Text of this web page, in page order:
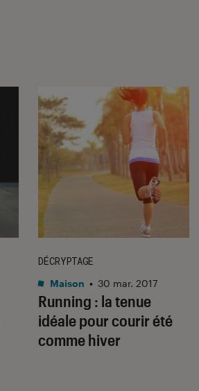
Running : la tenue
idéale pour courir été
comme hiver
DÉCRYPTAGE
Maison • 30 mar. 2017